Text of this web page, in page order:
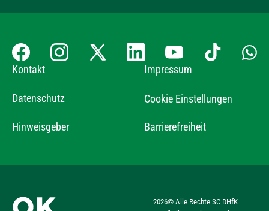
Kontakt Impressum
Datenschutz Cookie Einstellungen
Hinweisgeber Barrierefreiheit
2026© Alle Rechte SC DHfK